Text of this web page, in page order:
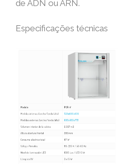
de ADN ou ARN.
Especificações técnicas